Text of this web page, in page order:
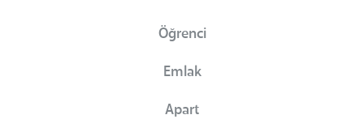
Öğrenci
Emlak
Apart